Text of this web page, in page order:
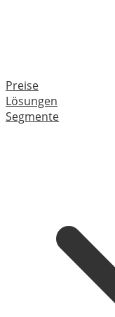
Preise
Lösungen
Segmente